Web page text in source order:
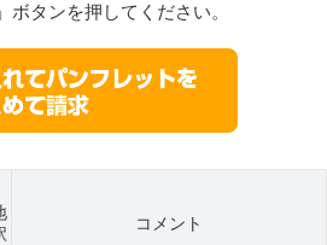
ボタンを押してください。
コメント